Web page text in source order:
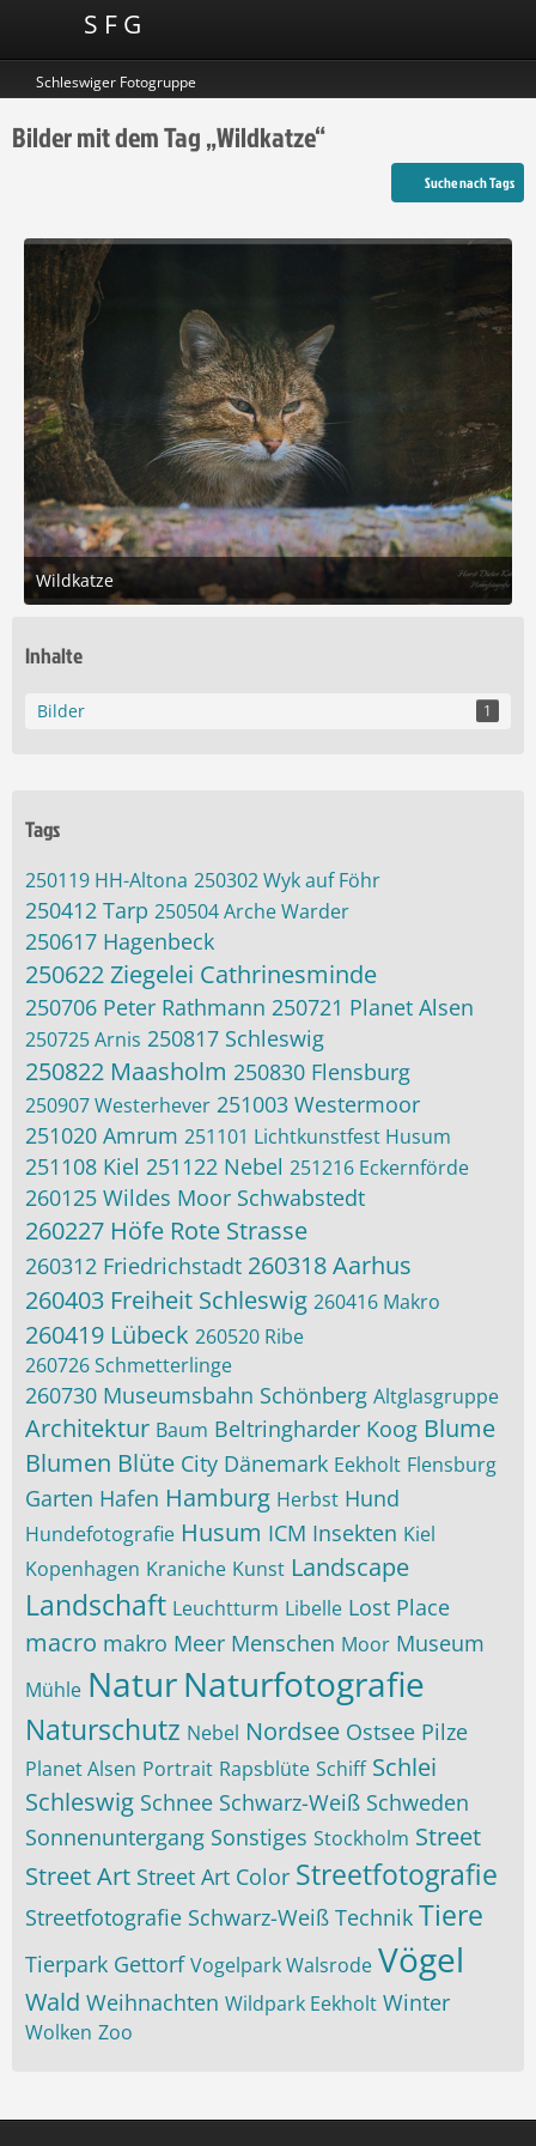
S F G
Schleswiger Fotogruppe
Bilder mit dem Tag „Wildkatze“
Suche nach Tags
Wildkatze
16. Februar 2025 um 17:20
Inhalte
Bilder 1
Tags
250119 HH-Altona 250302 Wyk auf Föhr
250412 Tarp 250504 Arche Warder
250617 Hagenbeck
250622 Ziegelei Cathrinesminde
250706 Peter Rathmann 250721 Planet Alsen
250725 Arnis 250817 Schleswig
250822 Maasholm 250830 Flensburg
250907 Westerhever 251003 Westermoor
251020 Amrum 251101 Lichtkunstfest Husum
251108 Kiel 251122 Nebel 251216 Eckernförde
260125 Wildes Moor Schwabstedt
260227 Höfe Rote Strasse
260312 Friedrichstadt 260318 Aarhus
260403 Freiheit Schleswig 260416 Makro
260419 Lübeck 260520 Ribe
260726 Schmetterlinge
260730 Museumsbahn Schönberg Altglasgruppe
Architektur Baum Beltringharder Koog Blume
Blumen Blüte City Dänemark Eekholt Flensburg
Garten Hafen Hamburg Herbst Hund
Hundefotografie Husum ICM Insekten Kiel
Kopenhagen Kraniche Kunst Landscape
Landschaft Leuchtturm Libelle Lost Place
macro makro Meer Menschen Moor Museum
Mühle NaturNaturfotografie
Naturschutz Nebel Nordsee Ostsee Pilze
Planet Alsen Portrait Rapsblüte Schiff Schlei
Schleswig Schnee Schwarz-Weiß Schweden
Sonnenuntergang Sonstiges Stockholm Street
Street Art Street Art Color Streetfotografie
Streetfotografie Schwarz-Weiß Technik Tiere
Tierpark Gettorf Vogelpark Walsrode Vögel
Wald Weihnachten Wildpark Eekholt Winter
Wolken Zoo